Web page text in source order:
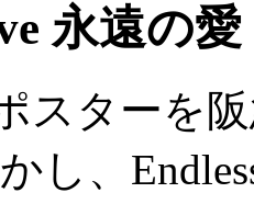
永遠の愛
ターを阪
し、